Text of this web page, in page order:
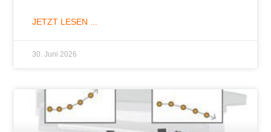
JETZT LESEN ...
30. Juni 2026